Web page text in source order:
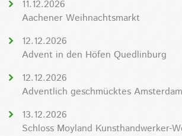
11.12.2026
Aachener Weihnachtsmarkt
12.12.2026
Advent in den Höfen Quedlinburg
12.12.2026
Adventlich geschmücktes Amsterdam
13.12.2026
Schloss Moyland Kunsthandwerker-